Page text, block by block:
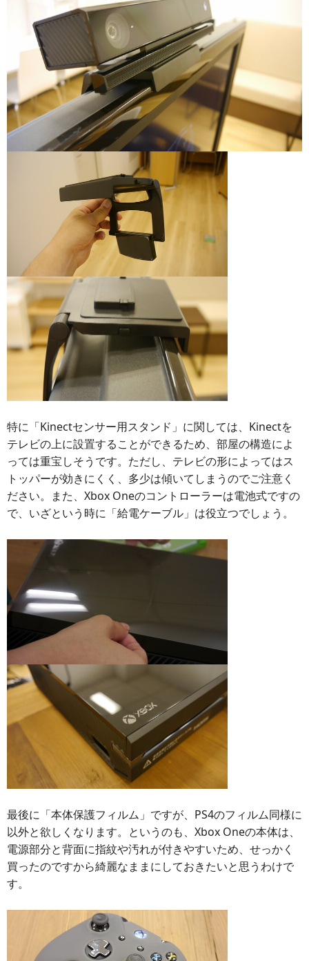
特に「Kinectセンサー用スタンド」に関しては、Kinectを
テレビの上に設置することができるため、部屋の構造によ
っては重宝しそうです。ただし、テレビの形によってはス
トッパーが効きにくく、多少は傾いてしまうのでご注意く
ださい。また、Xbox Oneのコントローラーは電池式ですの
で、いざという時に「給電ケーブル」は役立つでしょう。
最後に「本体保護フィルム」ですが、PS4のフィルム同様に
以外と欲しくなります。というのも、Xbox Oneの本体は、
電源部分と背面に指紋や汚れが付きやすいため、せっかく
買ったのですから綺麗なままにしておきたいと思うわけで
す。